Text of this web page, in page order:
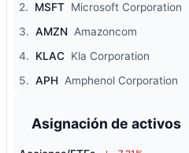
2.
MSFT Microsoft Corporation
3. AMZN Amazoncom
4.
KLAC Kla Corporation
5. APH Amphenol Corporation
Asignación de activos